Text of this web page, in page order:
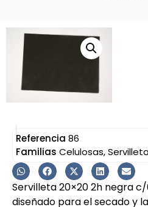
Referencia 86
Familias Celulosas,
Servilleta 20×20 2h negra
diseñado para el secado y